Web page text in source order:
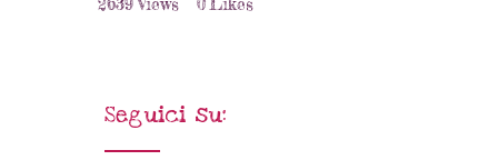
Seguici su: